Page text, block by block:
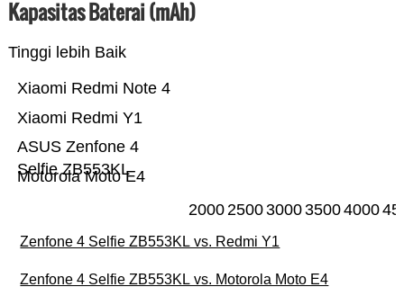
Kapasitas Baterai (mAh)
Tinggi lebih Baik
Motorola Moto E4
ASUS Zenfone 4
Selfie ZB553KL
Xiaomi Redmi Y1
Xiaomi Redmi Note 4
20002500300035004000
Zenfone 4 Selfie ZB553KL vs. Redmi Y1
Zenfone 4 Selfie ZB553KL vs. Motorola Moto E4